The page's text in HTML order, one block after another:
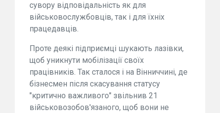
сувору відповідальність як для
військовослужбовців, так і для їхніх
працедавців.
Проте деякі підприємці шукають лазівки,
щоб уникнути мобілізації своїх
працівників. Так сталося і на Вінниччині, де
бізнесмен після скасування статусу
"критично важливого" звільнив 21
військовозобов'язаного, щоб вони не